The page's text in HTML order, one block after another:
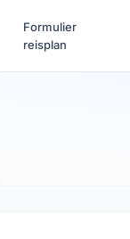
Formulier
reisplan